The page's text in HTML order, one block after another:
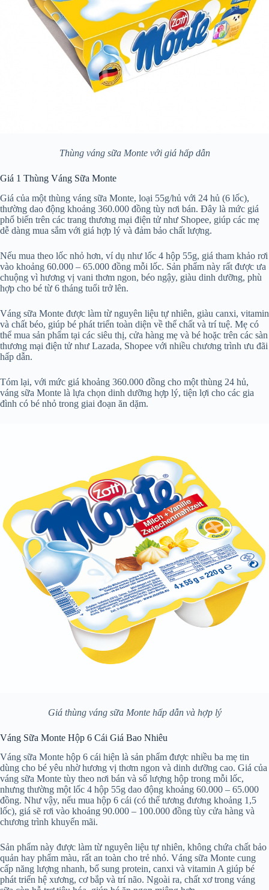
Thùng váng sữa Monte với giá hấp dẫn
Giá 1 Thùng Váng Sữa Monte
Giá của một thùng váng sữa Monte, loại 55g/hủ với 24 hủ (6 lốc),
thường dao động khoảng 360.000 đồng tùy nơi bán. Đây là mức giá
phổ biến trên các trang thương mại điện tử như Shopee, giúp các mẹ
dễ dàng mua sắm với giá hợp lý và đảm bảo chất lượng.
Nếu mua theo lốc nhỏ hơn, ví dụ như lốc 4 hộp 55g, giá tham khảo rơi
vào khoảng 60.000 – 65.000 đồng mỗi lốc. Sản phẩm này rất được ưa
chuộng vì hương vị vani thơm ngon, béo ngậy, giàu dinh dưỡng, phù
hợp cho bé từ 6 tháng tuổi trở lên.
Váng sữa Monte được làm từ nguyên liệu tự nhiên, giàu canxi, vitamin
và chất béo, giúp bé phát triển toàn diện về thể chất và trí tuệ. Mẹ có
thể mua sản phẩm tại các siêu thị, cửa hàng mẹ và bé hoặc trên các sàn
thương mại điện tử như Lazada, Shopee với nhiều chương trình ưu đãi
hấp dẫn.
Tóm lại, với mức giá khoảng 360.000 đồng cho một thùng 24 hủ,
váng sữa Monte là lựa chọn dinh dưỡng hợp lý, tiện lợi cho các gia
đình có bé nhỏ trong giai đoạn ăn dặm.
Giá thùng váng sữa Monte hấp dẫn và hợp lý
Váng Sữa Monte Hộp 6 Cái Giá Bao Nhiêu
Váng sữa Monte hộp 6 cái hiện là sản phẩm được nhiều ba mẹ tin
dùng cho bé yêu nhờ hương vị thơm ngon và dinh dưỡng cao. Giá của
váng sữa Monte tùy theo nơi bán và số lượng hộp trong mỗi lốc,
nhưng thường một lốc 4 hộp 55g dao động khoảng 60.000 – 65.000
đồng. Như vậy, nếu mua hộp 6 cái (có thể tương đương khoảng 1,5
lốc), giá sẽ rơi vào khoảng 90.000 – 100.000 đồng tùy cửa hàng và
chương trình khuyến mãi.
Sản phẩm này được làm từ nguyên liệu tự nhiên, không chứa chất bảo
quản hay phẩm màu, rất an toàn cho trẻ nhỏ. Váng sữa Monte cung
cấp năng lượng nhanh, bổ sung protein, canxi và vitamin A giúp bé
phát triển hệ xương, cơ bắp và trí não. Ngoài ra, chất xơ trong váng